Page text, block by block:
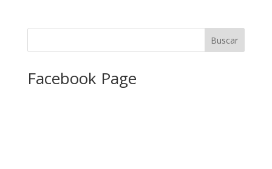
Facebook Page